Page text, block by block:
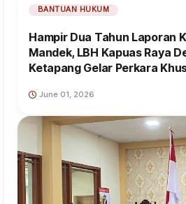
BANTUAN HUKUM
Hampir Dua Tahun Laporan
Mandek, LBH Kapuas Raya
Ketapang Gelar Perkara
June 01, 2026